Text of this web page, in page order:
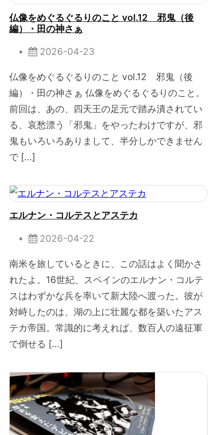
仏像をめぐるぐるりのこと vol.12 邪鬼（後
編）・田の神さぁ
2026-04-23
仏像をめぐるぐるりのこと vol.12 邪鬼（後
編）・田の神さぁ 仏像をめぐるぐるりのこと。
前回は、あの、四天王の足元で踏み潰されてい
る、哀愁漂う「邪鬼」をやったわけですが、邪
鬼もいろいろありまして、半分しかできません
で […]
エルナン・コルテスとアステカ
2026-04-22
南米を旅しているときに、この話はよく聞かさ
れたよ。16世紀、スペインのエルナン・コルテ
スはわずかな兵を率いて新大陸へ渡った。彼が
対峙したのは、湖の上に壮麗な都を築いたアス
テカ帝国。常識的に考えれば、数百人の遠征軍
で倒せる […]